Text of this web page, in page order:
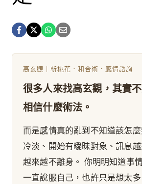
高玄觀｜斬桃花．和合術．感情諮詢
很多人來找高玄觀，其實
相信什麼術法。
而是感情真的亂到不知道該怎
冷淡、開始有曖昧對象、訊息
越來越不離身。 你明明知道事
一直說服自己，也許只是想太